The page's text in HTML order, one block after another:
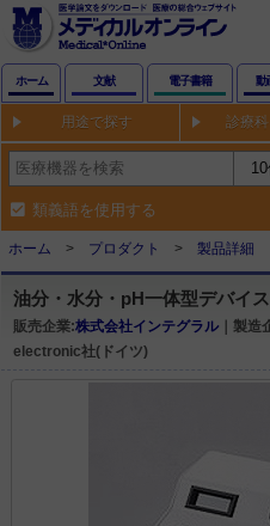
ホーム 文献 電子書籍 動
用途で探す 診療
類義語を使用する
ホーム プロダクト 製品詳細
油分・水分・pH一体型デバ
販売企業:株式会社インテグラル ｜製
electronic社(ドイツ)